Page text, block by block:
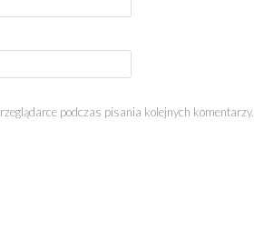
podczas pisania kolejnych komentarzy.